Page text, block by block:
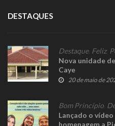
DESTAQUES
Destaque, Feliz,
Nova unidade
Caye
20 de maio de
Bom Princípio
Lançado o vídeo